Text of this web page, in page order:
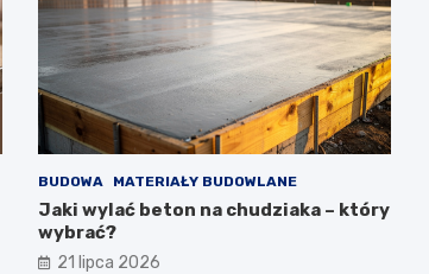
BUDOWA MATERIAŁY BUDOWLANE
Jaki wylać beton na chudziaka – który
wybrać?
21 lipca 2026